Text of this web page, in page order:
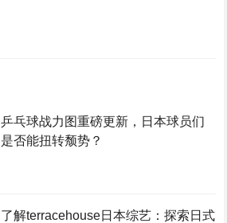
乒乓球战力图重磅更新，日本球员们
是否能扭转颓势？
了解terracehouse日本综艺：探索日式